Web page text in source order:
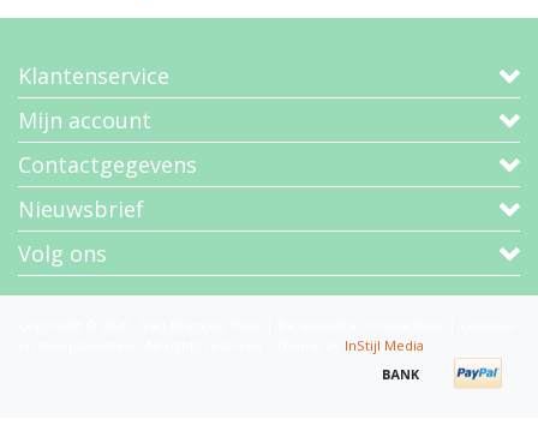
Klantenservice
Mijn account
Contactgegevens
Nieuwsbrief
Volg ons
InStijl Media